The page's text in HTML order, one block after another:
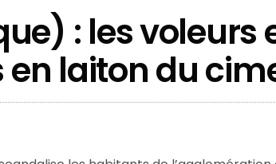
: les
en laiton du